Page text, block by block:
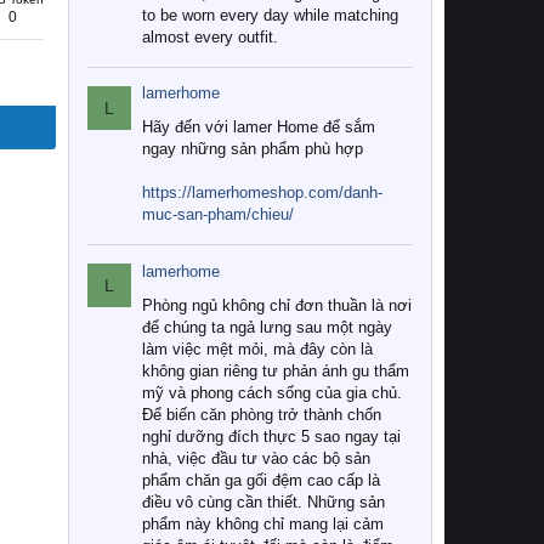
0
to be worn every day while matching
almost every outfit.
L
lamerhome
Hãy đến với lamer Home để sắm
ngay những sản phẩm phù hợp
https://lamerhomeshop.com/danh-
muc-san-pham/chieu/
L
lamerhome
Phòng ngủ không chỉ đơn thuần là nơi
để chúng ta ngả lưng sau một ngày
làm việc mệt mỏi, mà đây còn là
không gian riêng tư phản ánh gu thẩm
mỹ và phong cách sống của gia chủ.
Để biến căn phòng trở thành chốn
nghỉ dưỡng đích thực 5 sao ngay tại
nhà, việc đầu tư vào các bộ sản
phẩm chăn ga gối đệm cao cấp là
điều vô cùng cần thiết. Những sản
phẩm này không chỉ mang lại cảm